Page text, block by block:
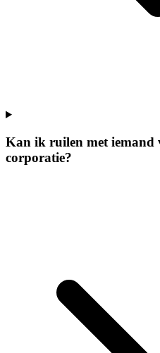
Kan ik ruilen met iemand
corporatie?